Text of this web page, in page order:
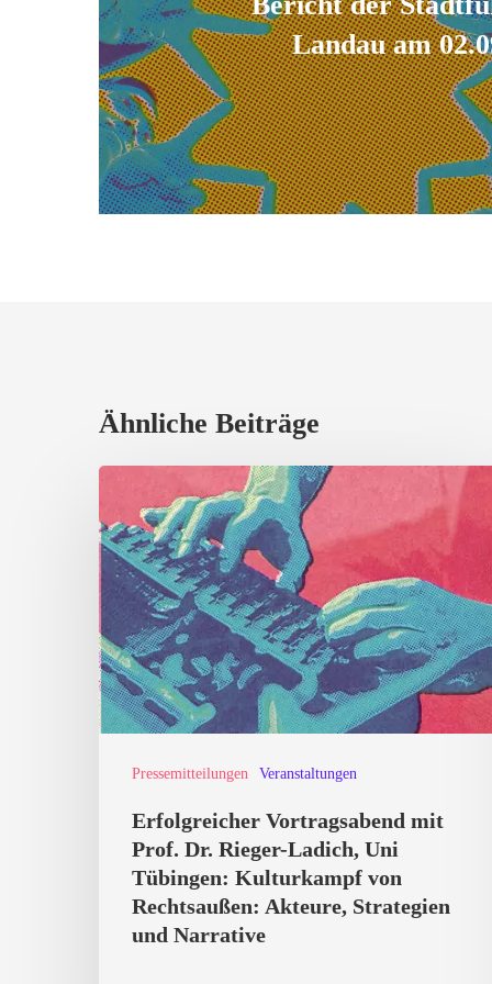
Landau am
Ähnliche Beiträge
Pressemitteilungen Veranstaltungen
Erfolgreicher
Vortragsabend
mit
Prof.
Dr.
Rieger-
Ladich,
Uni
Rechtsaußen:
Akteure,
Strategien
Erfolgreicher Vortragsabend mit
Prof. Dr. Rieger-Ladich, Uni
Tübingen: Kulturkampf von
Rechtsaußen: Akteure, Strategien
und Narrative